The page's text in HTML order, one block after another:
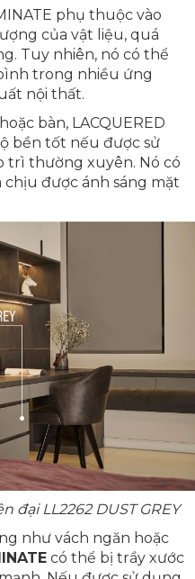
phụ thuộc vào
của vật liệu, quá
Tuy nhiên, nó có thể
trong nhiều ứng
nội thất.
bàn, LACQUERED
bền tốt nếu được sử
trì thường xuyên. Nó có
được ánh sáng mặt
đại LL2262 DUST GREY​
như vách ngăn hoặc
có thể bị trầy xước